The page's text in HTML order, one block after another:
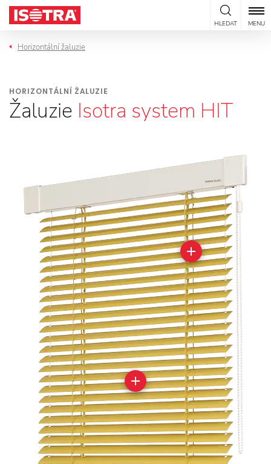
Přeskočit na obsah
HLEDAT MENU
Horizontální žaluzie
HORIZONTÁLNÍ ŽALUZIE
Žaluzie Isotra system HIT